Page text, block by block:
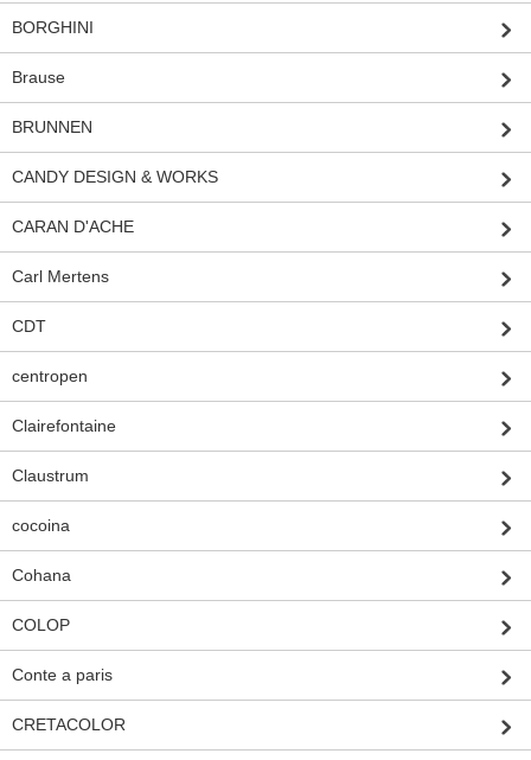
BORGHINI
Brause
BRUNNEN
CANDY DESIGN & WORKS
CARAN D'ACHE
Carl Mertens
CDT
centropen
Clairefontaine
Claustrum
cocoina
Cohana
COLOP
Conte a paris
CRETACOLOR